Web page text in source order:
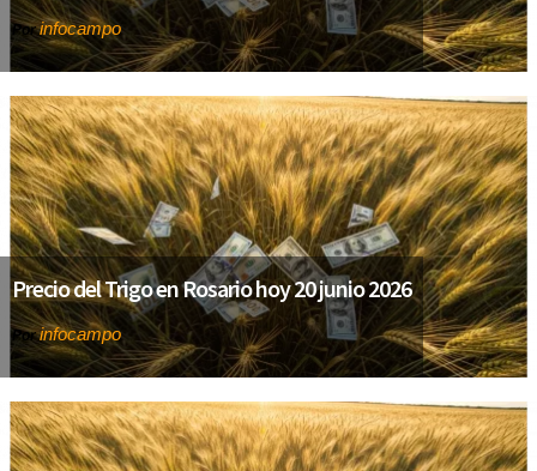
Porinfocampo
Precio del Trigo en Rosario hoy 20 junio 2026
Porinfocampo